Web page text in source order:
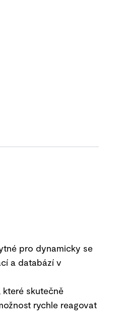
pro dynamicky se
a databází v
které skutečně
rychle reagovat